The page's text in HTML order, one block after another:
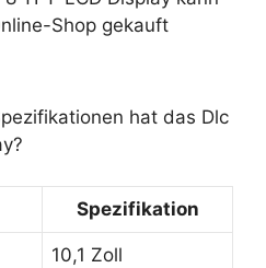
Shop gekauft
hat das Dlc
Spezifikation
10,1 Zoll